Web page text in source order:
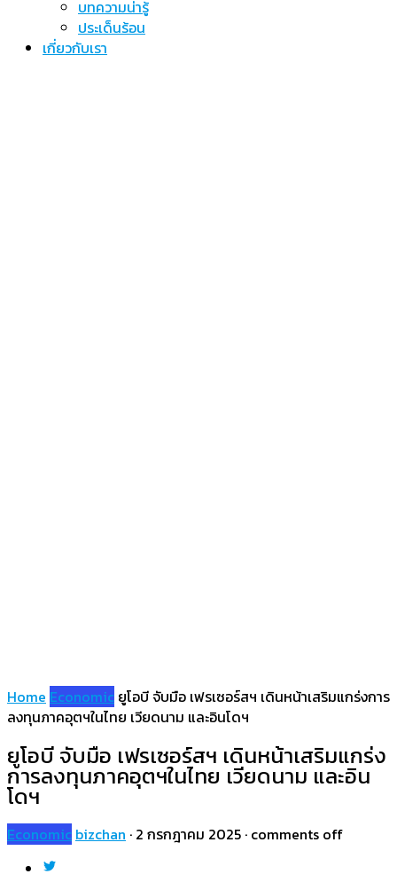
menu
บทความน่ารู้
ประเด็นร้อน
เกี่ยวกับเรา
Home Economic ยูโอบี จับมือ เฟรเซอร์สฯ เดินหน้าเสริมแกร่งการ
ลงทุนภาคอุตฯในไทย เวียดนาม และอินโดฯ
ยูโอบี จับมือ เฟรเซอร์สฯ เดินหน้าเสริมแกร่ง
การลงทุนภาคอุตฯในไทย เวียดนาม และอิน
โดฯ
Economic bizchan · 2 กรกฎาคม 2025 · comments off